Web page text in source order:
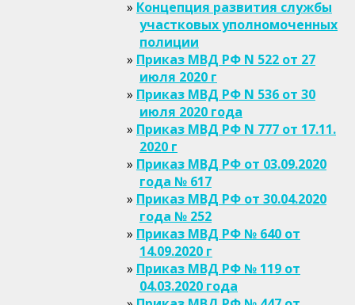
Концепция развития службы
участковых уполномоченных
полиции
Приказ МВД РФ N 522 от 27
июля 2020 г
Приказ МВД РФ N 536 от 30
июля 2020 года
Приказ МВД РФ N 777 от 17.11.
2020 г
Приказ МВД РФ от 03.09.2020
года № 617
Приказ МВД РФ от 30.04.2020
года № 252
Приказ МВД РФ № 640 от
14.09.2020 г
Приказ МВД РФ № 119 от
04.03.2020 года